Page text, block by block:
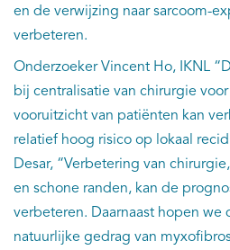
en de verwijzing naar sarcoom-
verbeteren.
Onderzoeker Vincent Ho, IKNL
bij centralisatie van chirurgie
vooruitzicht van patiënten kan
relatief hoog risico op lokaal
Desar, “Verbetering van
en schone randen, kan de
verbeteren. Daarnaast hopen we
natuurlijke gedrag van